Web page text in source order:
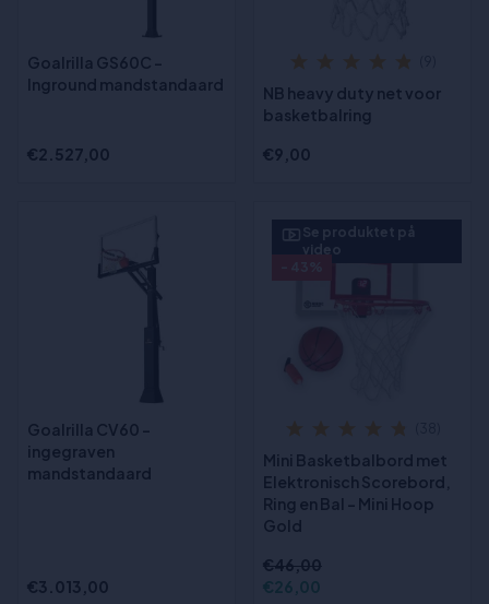
Goalrilla GS60C -
Inground mandstandaard
€2.527,00
NB heavy duty net voor
basketbalring
€9,00
Goalrilla CV60 -
ingegraven
mandstandaard
€3.013,00
Se produktet på
video
Mini Basketbalbord met
Elektronisch Scorebord,
Ring en Bal – Mini Hoop
Gold
€46,00
€26,00